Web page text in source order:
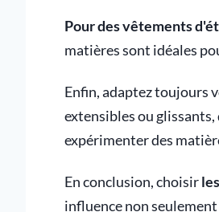
Pour des vêtements
matières sont idéales
Enfin, adaptez toujours
extensibles ou
expérimenter des
En conclusion, choisir
influence non